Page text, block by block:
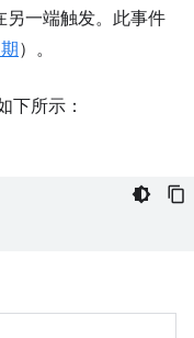
另一端触发。此事件
）。
下所示：